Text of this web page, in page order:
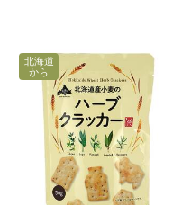
北海道
から